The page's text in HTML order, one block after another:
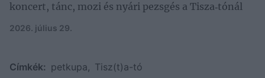
koncert, tánc, mozi és nyári pezsgés a Tisza‑tónál
2026. július 29.
Címkék: petkupa, Tisz(t)a-tó